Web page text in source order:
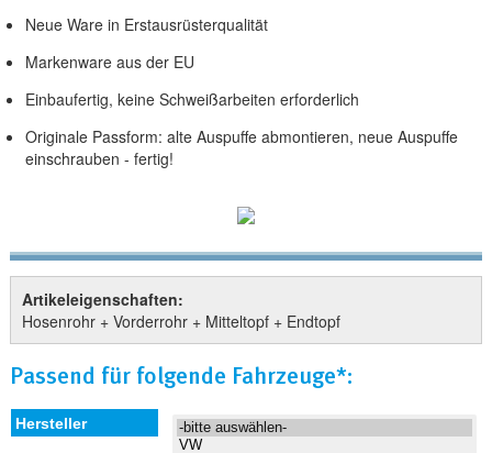
Neue Ware in Erstausrüsterqualität
Markenware aus der EU
Einbaufertig, keine Schweißarbeiten erforderlich
Originale Passform: alte Auspuffe abmontieren, neue Auspuffe
einschrauben - fertig!
Artikeleigenschaften:
Hosenrohr + Vorderrohr + Mitteltopf + Endtopf
Passend für folgende Fahrzeuge*: